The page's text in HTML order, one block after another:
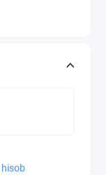
hisob